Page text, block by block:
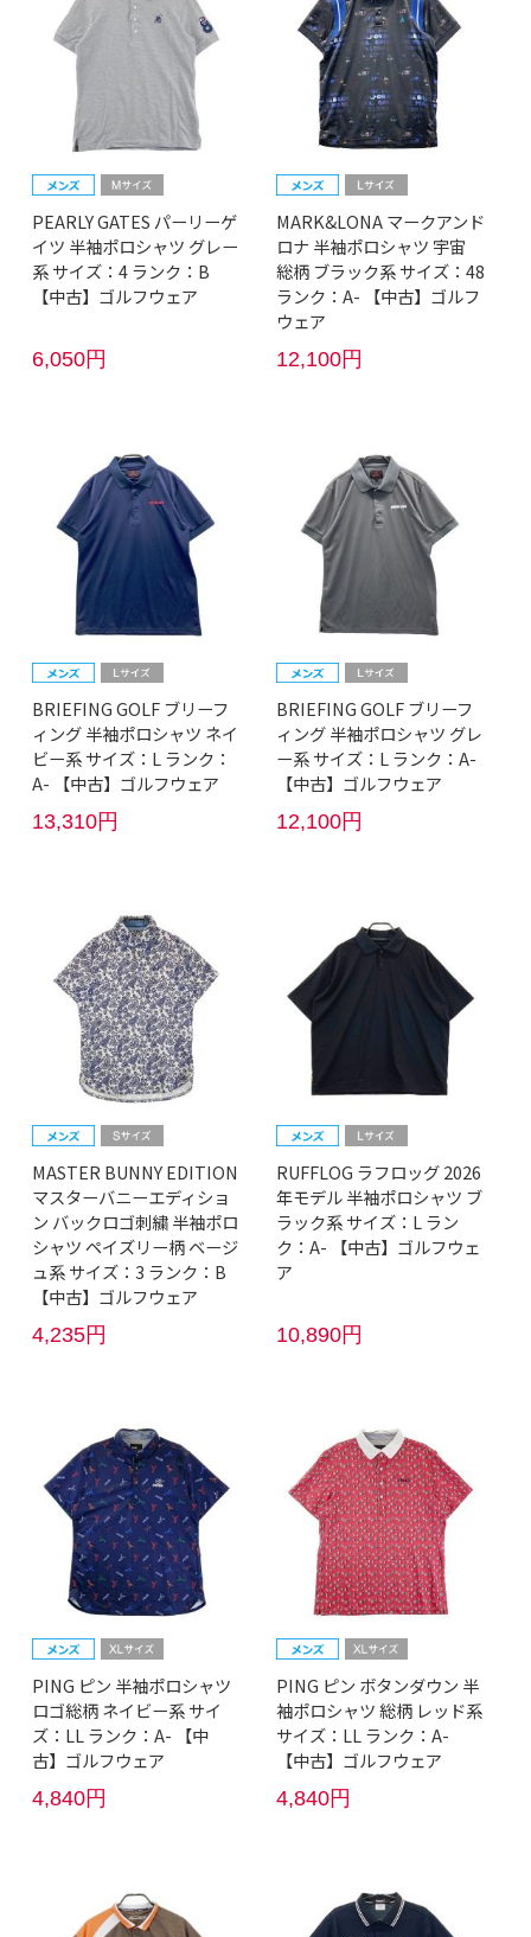
PEARLY GATES パーリーゲ
イツ 半袖ポロシャツ グレー
系 サイズ：4 ランク：B
【中古】ゴルフウェア
6,050円
MARK&LONA マークアンド
ロナ 半袖ポロシャツ 宇宙
総柄 ブラック系 サイズ：48
ランク：A- 【中古】ゴルフ
ウェア
12,100円
BRIEFING GOLF ブリーフ
ィング 半袖ポロシャツ ネイ
ビー系 サイズ：L ランク：
A- 【中古】ゴルフウェア
13,310円
BRIEFING GOLF ブリーフ
ィング 半袖ポロシャツ グレ
ー系 サイズ：L ランク：A-
【中古】ゴルフウェア
12,100円
MASTER BUNNY EDITION
マスターバニーエディショ
ン バックロゴ刺繍 半袖ポロ
シャツ ペイズリー柄 ベージ
ュ系 サイズ：3 ランク：B
【中古】ゴルフウェア
4,235円
RUFFLOG ラフロッグ 2026
年モデル 半袖ポロシャツ ブ
ラック系 サイズ：L ラン
ク：A- 【中古】ゴルフウェ
ア
10,890円
PING ピン 半袖ポロシャツ
ロゴ総柄 ネイビー系 サイ
ズ：LL ランク：A- 【中
古】ゴルフウェア
4,840円
PING ピン ボタンダウン 半
袖ポロシャツ 総柄 レッド系
サイズ：LL ランク：A-
【中古】ゴルフウェア
4,840円